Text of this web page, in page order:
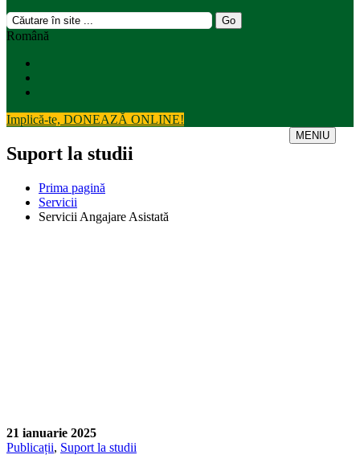
Română
Implică-te, DONEAZĂ ONLINE!
MENIU
Suport la studii
Prima pagină
Servicii
Servicii Angajare Asistată
21 ianuarie 2025
Publicații, Suport la studii